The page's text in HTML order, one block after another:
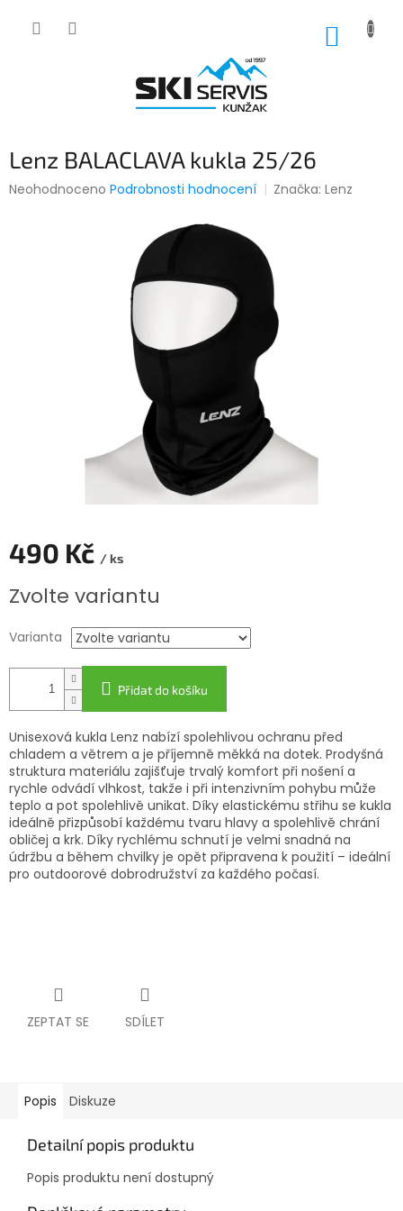
Lenz BALACLAVA kukla 25/26
Průměrné
Neohodnoceno Podrobnosti hodnocení Značka:Lenz
490 Kč / ks
cena:
Zvolte variantu
Varianta
Přidat do košíku
Unisexová kukla Lenz nabízí spolehlivou ochranu před
chladem a větrem a je příjemně měkká na dotek. Prodyšná
struktura materiálu zajišťuje trvalý komfort při nošení a
rychle odvádí vlhkost, takže i při intenzivním pohybu může
teplo a pot spolehlivě unikat. Díky elastickému střihu se kukla
ideálně přizpůsobí každému tvaru hlavy a spolehlivě chrání
obličej a krk. Díky rychlému schnutí je velmi snadná na
údržbu a během chvilky je opět připravena k použití – ideální
pro outdoorové dobrodružství za každého počasí.
ZEPTAT SE SDÍLET
Popis Diskuze
Detailní popis produktu
Popis produktu není dostupný